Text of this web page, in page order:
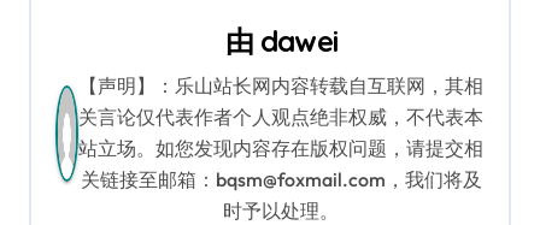
由 dawei
【声明】：乐山站长网内容转载自互联网，其相
关言论仅代表作者个人观点绝非权威，不代表本
站立场。如您发现内容存在版权问题，请提交相
关链接至邮箱：bqsm@foxmail.com，我们将及
时予以处理。